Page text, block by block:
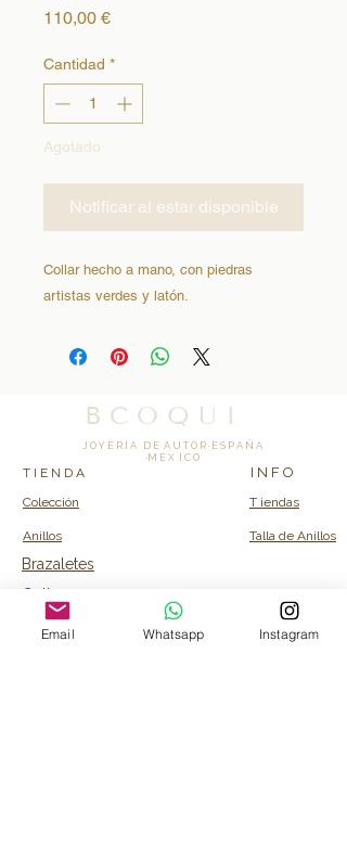
110,00 €Precio
Cantidad *
Agotado
Notificar al estar disponible
Collar hecho a mano, con piedras
artistas verdes y latón.
B C O Q U I
J O Y E R Í A D E A U T O R · E S P A Ñ A
·M E X I C O
T I E N D A I N F O
Colección T iendas
Anillos Talla de Anillos
Brazaletes
Collares
C O N T A C T O
Email Whatsapp Instagram